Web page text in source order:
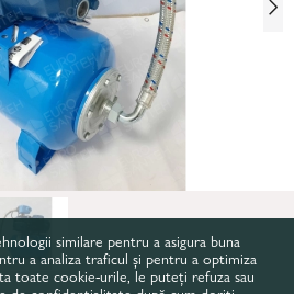
similare pentru a asigura buna
a analiza traficul și pentru a optimiza
toate cookie-urile, le puteți refuza sau